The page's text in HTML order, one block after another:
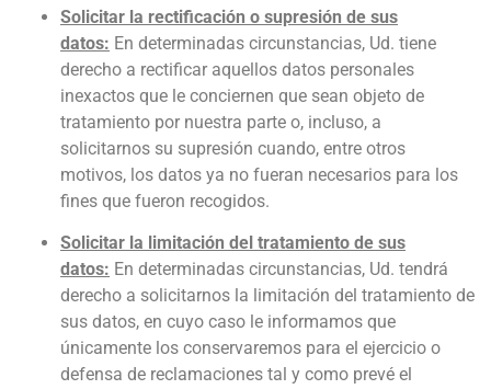
Solicitar la rectificación o supresión de sus
datos: En determinadas circunstancias, Ud. tiene
derecho a rectificar aquellos datos personales
inexactos que le conciernen que sean objeto de
tratamiento por nuestra parte o, incluso, a
solicitarnos su supresión cuando, entre otros
motivos, los datos ya no fueran necesarios para los
fines que fueron recogidos.
Solicitar la limitación del tratamiento de sus
datos: En determinadas circunstancias, Ud. tendrá
derecho a solicitarnos la limitación del tratamiento de
sus datos, en cuyo caso le informamos que
únicamente los conservaremos para el ejercicio o
defensa de reclamaciones tal y como prevé el